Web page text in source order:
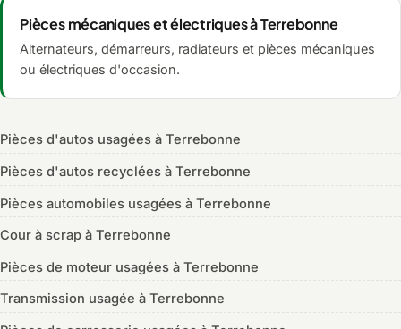
Pièces mécaniques et électriques à Terrebonne
Alternateurs, démarreurs, radiateurs et pièces mécaniques
ou électriques d'occasion.
Pièces d'autos usagées à Terrebonne
Pièces d'autos recyclées à Terrebonne
Pièces automobiles usagées à Terrebonne
Cour à scrap à Terrebonne
Pièces de moteur usagées à Terrebonne
Transmission usagée à Terrebonne